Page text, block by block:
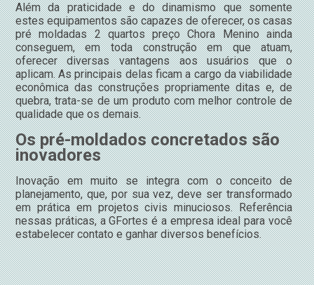
Além da praticidade e do dinamismo que somente
estes equipamentos são capazes de oferecer, os casas
pré moldadas 2 quartos preço Chora Menino ainda
conseguem, em toda construção em que atuam,
oferecer diversas vantagens aos usuários que o
aplicam. As principais delas ficam a cargo da viabilidade
econômica das construções propriamente ditas e, de
quebra, trata-se de um produto com melhor controle de
qualidade que os demais.
Os pré-moldados concretados são
inovadores
Inovação em muito se integra com o conceito de
planejamento, que, por sua vez, deve ser transformado
em prática em projetos civis minuciosos. Referência
nessas práticas, a GFortes é a empresa ideal para você
estabelecer contato e ganhar diversos benefícios.